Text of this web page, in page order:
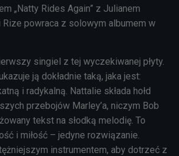
„Natty Rides Again” z Julianem
Rize powraca z solowym albumem w
singiel z tej wyczekiwanej płyty.
ją dokładnie taką, jaka jest:
i radykalną. Nattalie składa hołd
przebojów Marley’a, niczym Bob
tekst na słodką melodię. To
i miłość – jedyne rozwiązanie.
instrumentem, aby dotrzeć z